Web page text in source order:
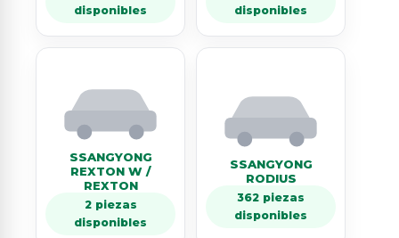
disponibles
disponibles
SSANGYONG
REXTON W /
REXTON
2 piezas
disponibles
SSANGYONG
RODIUS
362 piezas
disponibles